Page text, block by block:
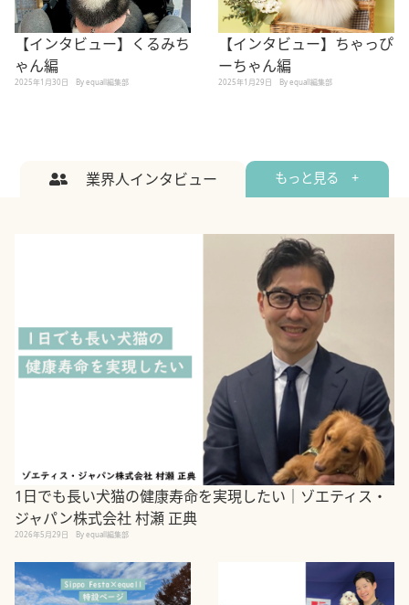
【インタビュー】くるみち
ゃん編
2025年1月30日 By equall編集部
【インタビュー】ちゃっぴ
ーちゃん編
2025年1月29日 By equall編集部
業界人インタビュー もっと見る +
1日でも長い犬猫の健康寿命を実現したい｜ゾエティス・
ジャパン株式会社 村瀬 正典
2026年5月29日 By equall編集部